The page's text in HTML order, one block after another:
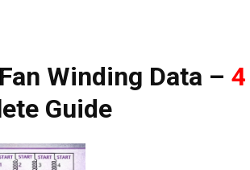
Winding Data – 4
Guide